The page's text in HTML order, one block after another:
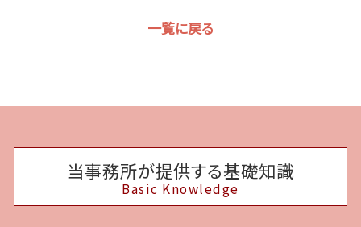
一覧に戻る
当事務所が提供する基礎知識
Basic Knowledge